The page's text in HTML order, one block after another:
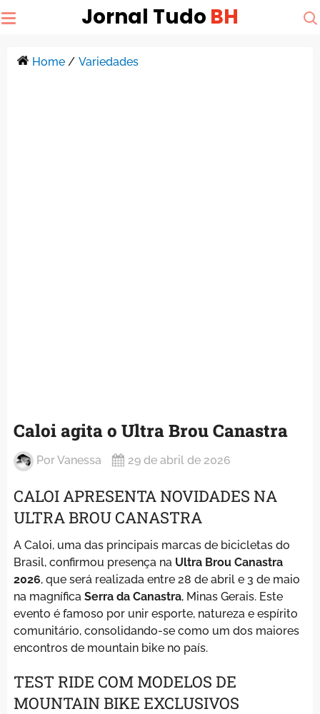
Jornal Tudo BH
Home/ Variedades
Caloi agita o Ultra Brou Canastra
PorVanessa 29 de abril de 2026
CALOI APRESENTA NOVIDADES NA
ULTRA BROU CANASTRA
A Caloi, uma das principais marcas de bicicletas do
Brasil, confirmou presença na Ultra Brou Canastra
2026, que será realizada entre 28 de abril e 3 de maio
na magnífica Serra da Canastra, Minas Gerais. Este
evento é famoso por unir esporte, natureza e espírito
comunitário, consolidando-se como um dos maiores
encontros de mountain bike no país.
TEST RIDE COM MODELOS DE
MOUNTAIN BIKE EXCLUSIVOS